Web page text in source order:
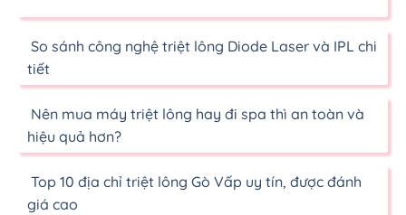
So sánh công nghệ triệt lông Diode Laser và IPL chi
tiết
Nên mua máy triệt lông hay đi spa thì an toàn và
hiệu quả hơn?
Top 10 địa chỉ triệt lông Gò Vấp uy tín, được đánh
giá cao